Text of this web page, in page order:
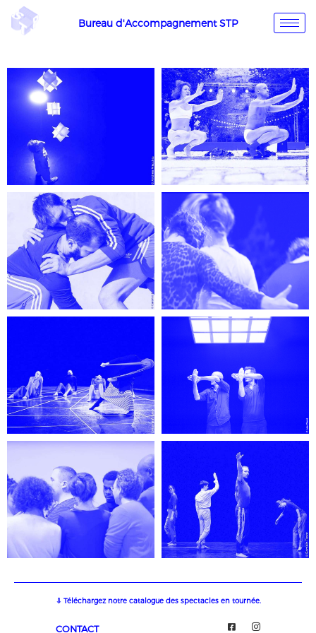
Bureau d'Accompagnement STP
⇩ Téléchargez notre catalogue des spectacles en tournée.
CONTACT